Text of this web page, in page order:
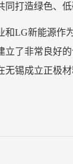
同打造绿色、
和LG新能源作
立了非常良好
无锡成立正极